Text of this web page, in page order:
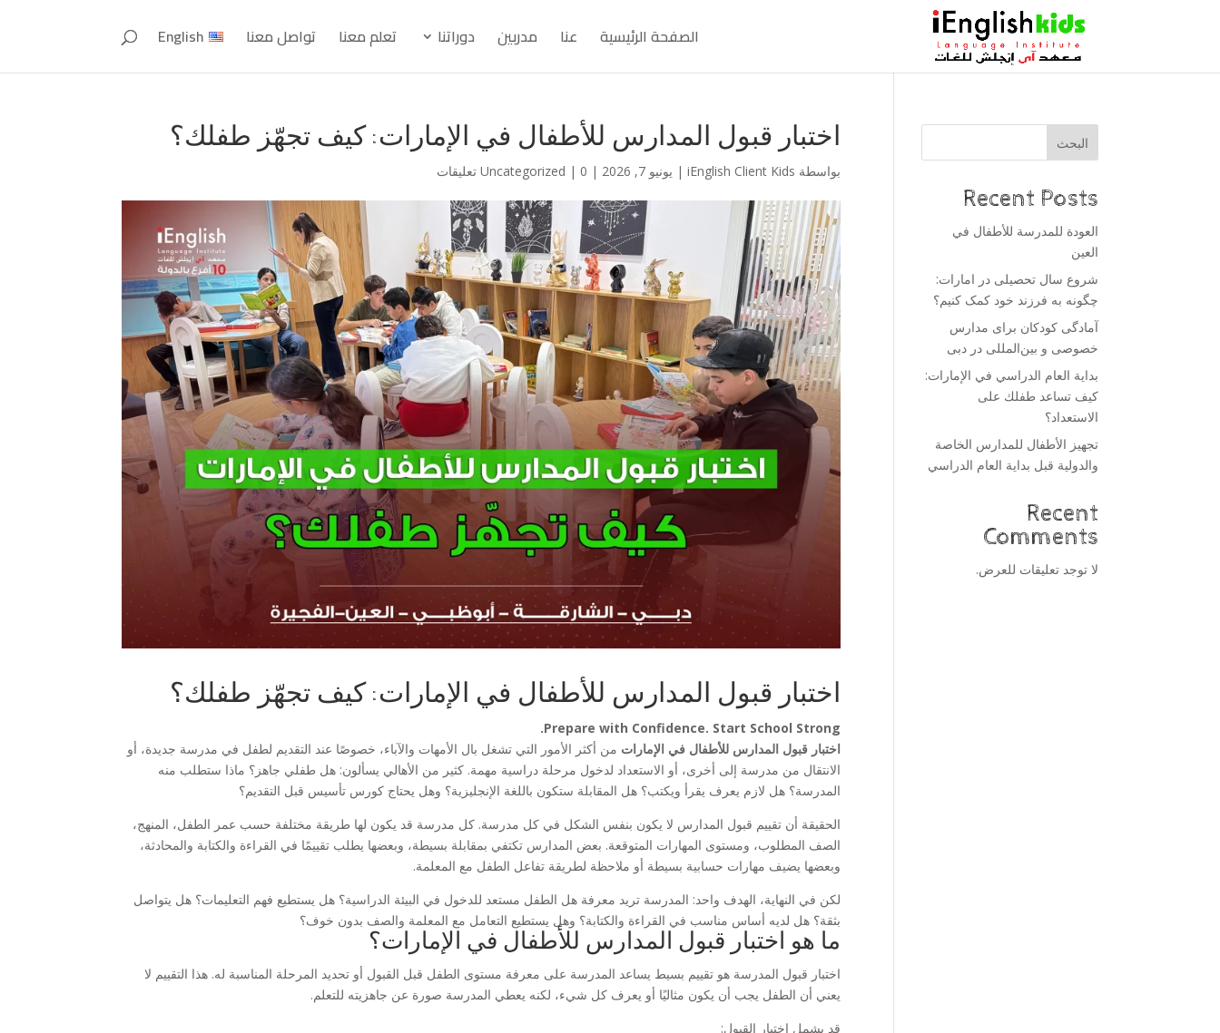
الصفحة الرئيسية عنا مدربين دوراتنا تعلم معنا تواصل معنا English
اختبار قبول المدارس للأطفال في الإمارات: كيف تجهّز طفلك؟
بواسطة iEnglish Client Kids
| يونيو 7, 2026 |
Uncategorized | 0 تعليقات
اختبار قبول المدارس للأطفال في الإمارات: كيف تجهّز طفلك؟
Prepare with Confidence. Start School Strong.
اختبار قبول المدارس للأطفال في الإمارات من أكثر الأمور التي تشغل بال الأمهات والآباء، خصوصًا عند التقديم لطفل في مدرسة جديدة، أو
الانتقال من مدرسة إلى أخرى، أو الاستعداد لدخول مرحلة دراسية مهمة. كثير من الأهالي يسألون: هل طفلي جاهز؟ ماذا ستطلب منه
المدرسة؟ هل لازم يعرف يقرأ ويكتب؟ هل المقابلة ستكون باللغة الإنجليزية؟ وهل يحتاج كورس تأسيس قبل التقديم؟
الحقيقة أن تقييم قبول المدارس لا يكون بنفس الشكل في كل مدرسة. كل مدرسة قد يكون لها طريقة مختلفة حسب عمر الطفل، المنهج،
الصف المطلوب، ومستوى المهارات المتوقعة. بعض المدارس تكتفي بمقابلة بسيطة، وبعضها يطلب تقييمًا في القراءة والكتابة والمحادثة،
وبعضها يضيف مهارات حسابية بسيطة أو ملاحظة لطريقة تفاعل الطفل مع المعلمة.
لكن في النهاية، الهدف واحد: المدرسة تريد معرفة هل الطفل مستعد للدخول في البيئة الدراسية؟ هل يستطيع فهم التعليمات؟ هل يتواصل
بثقة؟ هل لديه أساس مناسب في القراءة والكتابة؟ وهل يستطيع التعامل مع المعلمة والصف بدون خوف؟
ما هو اختبار قبول المدارس للأطفال في الإمارات؟
اختبار قبول المدرسة هو تقييم بسيط يساعد المدرسة على معرفة مستوى الطفل قبل القبول أو تحديد المرحلة المناسبة له. هذا التقييم لا
يعني أن الطفل يجب أن يكون مثاليًا أو يعرف كل شيء، لكنه يعطي المدرسة صورة عن جاهزيته للتعلم.
قد يشمل اختبار القبول:
البحث
Recent Posts
العودة للمدرسة للأطفال في
العين
شروع سال تحصیلی در امارات:
چگونه به فرزند خود کمک کنیم؟
آمادگی کودکان برای مدارس
خصوصی و بین‌المللی در دبی
بداية العام الدراسي في الإمارات:
كيف تساعد طفلك على
الاستعداد؟
تجهيز الأطفال للمدارس الخاصة
والدولية قبل بداية العام الدراسي
Recent
Comments
لا توجد تعليقات للعرض.